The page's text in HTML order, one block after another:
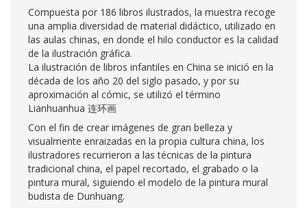
Compuesta por 186 libros ilustrados, la muestra recoge
una amplia diversidad de material didáctico, utilizado en
las aulas chinas, en donde el hilo conductor es la calidad
de la ilustración gráfica.
La ilustración de libros infantiles en China se inició en la
década de los año 20 del siglo pasado, y por su
aproximación al cómic, se utilizó el término
Lianhuanhua 连环画
Con el fin de crear imágenes de gran belleza y
visualmente enraizadas en la propia cultura china, los
ilustradores recurrieron a las técnicas de la pintura
tradicional china, el papel recortado, el grabado o la
pintura mural, siguiendo el modelo de la pintura mural
budista de Dunhuang.